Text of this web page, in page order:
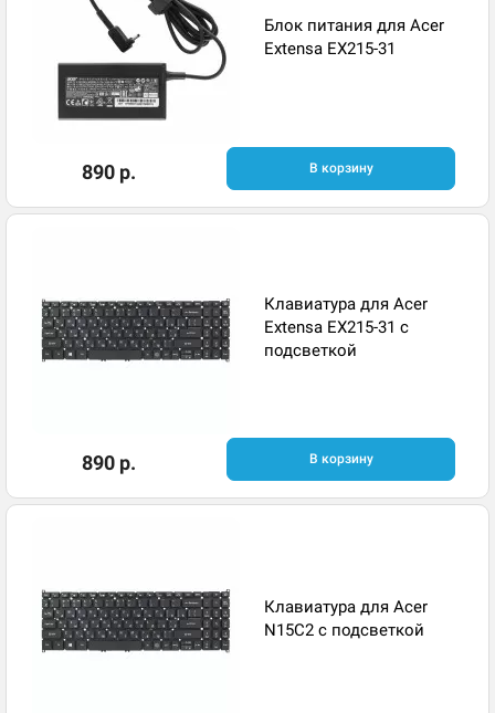
Блок питания для Acer
Extensa EX215-31
890 р. В корзину
Клавиатура для Acer
Extensa EX215-31 с
подсветкой
890 р. В корзину
Клавиатура для Acer
N15C2 с подсветкой